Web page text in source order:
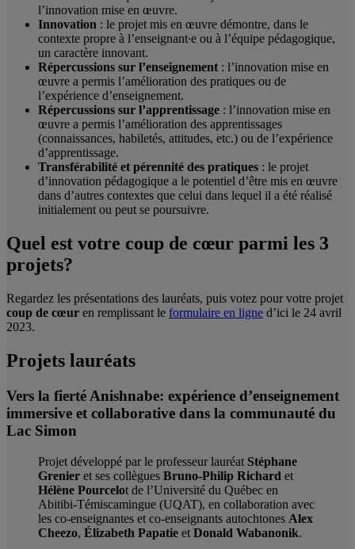
l’innovation mise en œuvre.
Innovation : le projet mis en œuvre démontre, dans le
contexte propre à l’enseignant∙e ou à l’équipe pédagogique,
un caractère innovant.
Répercussions sur l’enseignement : l’innovation mise en
œuvre a permis l’amélioration des pratiques ou de
l’expérience d’enseignement.
Répercussions sur l’apprentissage : l’innovation mise en
œuvre a permis l’amélioration des apprentissages
(connaissances, habiletés, attitudes, etc.) ou de l’expérience
d’apprentissage.
Transférabilité et pérennité des pratiques : le projet
d’innovation pédagogique a le potentiel d’être mis en œuvre
dans d’autres contextes que celui dans lequel il a été réalisé
initialement ou peut se poursuivre.
Quel est votre coup de cœur parmi les 3
projets?
Regardez les présentations des lauréats, puis votez pour votre projet
coup de cœur en remplissant le formulaire en ligne d’ici le 24 avril
2023.
Projets lauréats
Vers la fierté Anishnabe: expérience d’enseignement
immersive et collaborative dans la communauté du
Lac Simon
Projet développé par le professeur lauréat Stéphane
Grenier et ses collègues Bruno-Philip Richard et
Hélène Pourcelot de l’Université du Québec en
Abitibi-Témiscamingue (UQAT), en collaboration avec
les co-enseignantes et co-enseignants autochtones Alex
Cheezo, Élizabeth Papatie et Donald Wabanonik.